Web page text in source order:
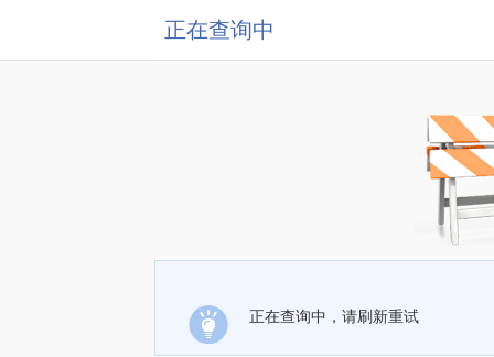
正在查询中
正在查询中，请刷新重试